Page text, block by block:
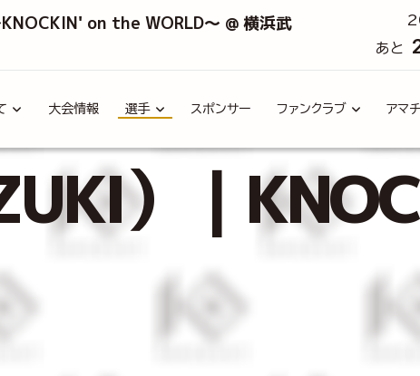
on the WORLD～ @ 横浜武
あと
大会情報 選手 スポンサー ファンクラブ アマ
）｜